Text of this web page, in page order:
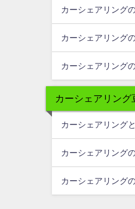
カーシェアリング
カーシェアリング
カーシェアリング
カーシェアリング
カーシェアリング
カーシェアリング
カーシェアリング